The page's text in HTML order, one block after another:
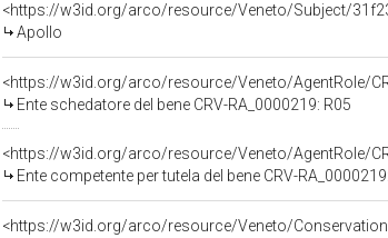
<https://w3id.org/arco/resource/Veneto/Subject/
Apollo
<https://w3id.org/arco/resource/Veneto/AgentRole/
Ente schedatore del bene CRV-RA_0000219: R05
<https://w3id.org/arco/resource/Veneto/AgentRole/
Ente competente per tutela del bene CRV-
<https://w3id.org/arco/resource/Veneto/